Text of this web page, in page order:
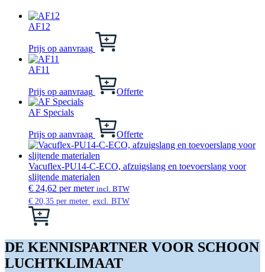
AF12
Prijs op aanvraag
Dit
variaties.
Deze
gekozen
worden
op
productpagina
AF11
Prijs op aanvraag Offerte
AF Specials
Prijs op aanvraag Offerte
Vacuflex-PU14-C-ECO, afzuigslang en toevoerslang voor
slijtende materialen
€ 24,62 per meter incl. BTW
€ 20,35 per meter excl. BTW
Dit
meerdere
variaties.
Deze
DE KENNISPARTNER VOOR SCHOON
LUCHTKLIMAAT